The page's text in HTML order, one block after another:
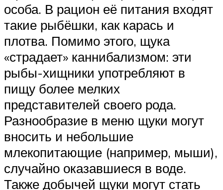
особа. В рацион её питания входят
такие рыбёшки, как карась и
плотва. Помимо этого, щука
«страдает» каннибализмом: эти
рыбы-хищники употребляют в
пищу более мелких
представителей своего рода.
Разнообразие в меню щуки могут
вносить и небольшие
млекопитающие (например, мыши),
случайно оказавшиеся в воде.
Также добычей щуки могут стать